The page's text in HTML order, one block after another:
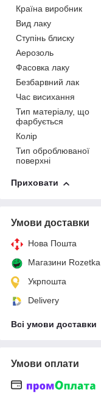
Країна виробник
Вид лаку
Ступінь блиску
Аерозоль
Фасовка лаку
Безбарвний лак
Час висихання
Тип матеріалу, що
фарбується
Колір
Тип оброблюваної
поверхні
Приховати
Умови доставки
Нова Пошта
Магазини Rozetka
Укрпошта
Delivery
Всі умови доставки
Умови оплати